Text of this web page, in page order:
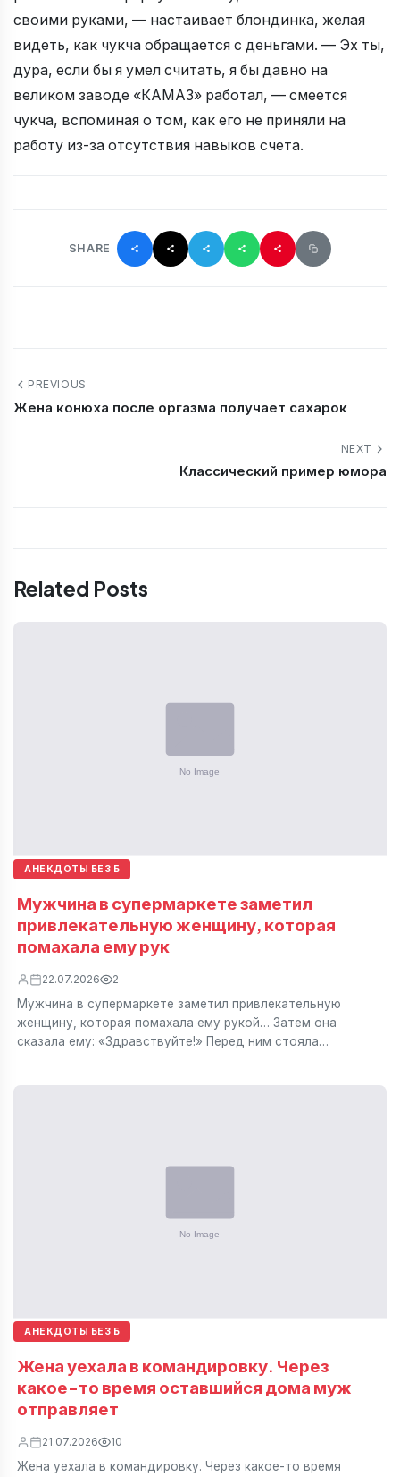
своими руками, — настаивает блондинка, желая
видеть, как чукча обращается с деньгами. — Эх ты,
дура, если бы я умел считать, я бы давно на
великом заводе «КАМАЗ» работал, — смеется
чукча, вспоминая о том, как его не приняли на
работу из-за отсутствия навыков счета.
SHARE
PREVIOUS
Жена конюха после оргазма получает сахарок
NEXT
Классический пример юмора
Related Posts
АНЕКДОТЫ БЕЗ Б
Мужчина в супермаркете заметил
привлекательную женщину, которая
помахала ему рук
22.07.2026 2
Мужчина в супермаркете заметил привлекательную
женщину, которая помахала ему рукой… Затем она
сказала ему: «Здравствуйте!» Перед ним стояла…
АНЕКДОТЫ БЕЗ Б
Жена уехала в командировку. Через
какое-то время оставшийся дома муж
отправляет
21.07.2026 10
Жена уехала в командировку. Через какое-то время